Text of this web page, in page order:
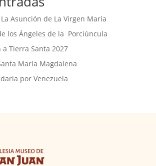
Asunción de La Virgen María
los Ángeles de la Porciúncula
a Tierra Santa 2027
María Magdalena
por Venezuela